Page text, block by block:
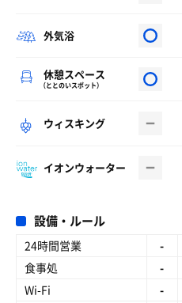
外気浴
休憩スペース
（ととのいスポット）
ウィスキング
イオンウォーター
設備・ルール
24時間営業 -
食事処
-
Wi-Fi
-